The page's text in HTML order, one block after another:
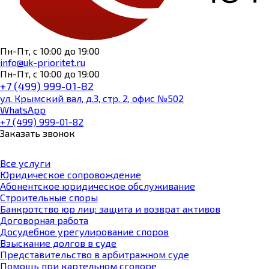
Пн-Пт, с 10:00 до 19:00
info@uk-prioritet.ru
Пн-Пт, с 10:00 до 19:00
+7 (499) 999-01-82
ул. Крымский вал, д.3, стр. 2, офис №502
WhatsApp
+7 (499) 999-01-82
Заказать звонок
Все услуги
Юридическое сопровождение
Абонентское юридическое обслуживание
Строительные споры
Банкротство юр лиц: защита и возврат активов
Договорная работа
Досудебное урегулирование споров
Взыскание долгов в суде
Представительство в арбитражном суде
Помощь при картельном сговоре